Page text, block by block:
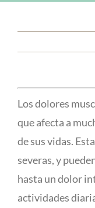
Los dolores
que afecta a
de sus vidas.
severas, y
hasta un dolor
actividades